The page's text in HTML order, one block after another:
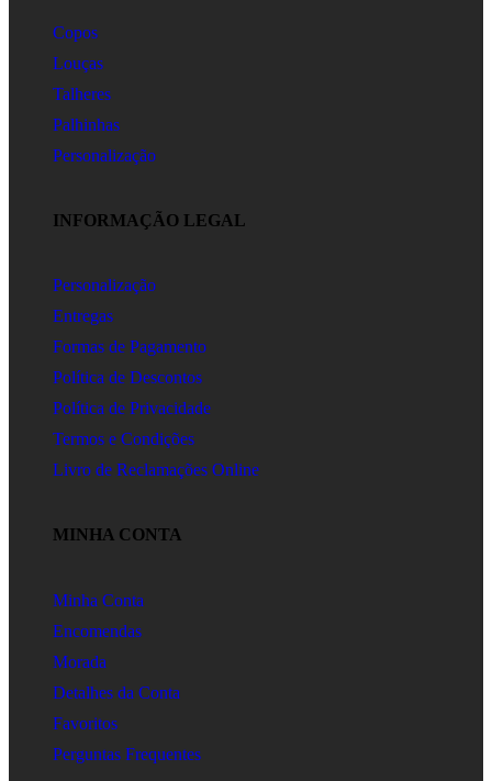
Copos
Louças
Talheres
Palhinhas
Personalização
INFORMAÇÃO LEGAL
Personalização
Entregas
Formas de Pagamento
Política de Descontos
Política de Privacidade
Termos e Condições
Livro de Reclamações Online
MINHA CONTA
Minha Conta
Encomendas
Morada
Detalhes da Conta
Favoritos
Perguntas Frequentes